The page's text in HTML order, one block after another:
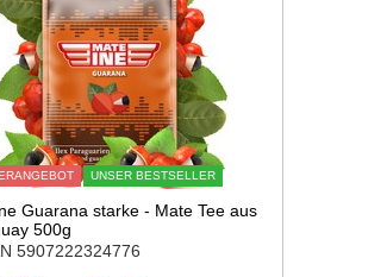
UNSER BESTSELLER
Guarana starke - Mate Tee aus
500g
5907222324776